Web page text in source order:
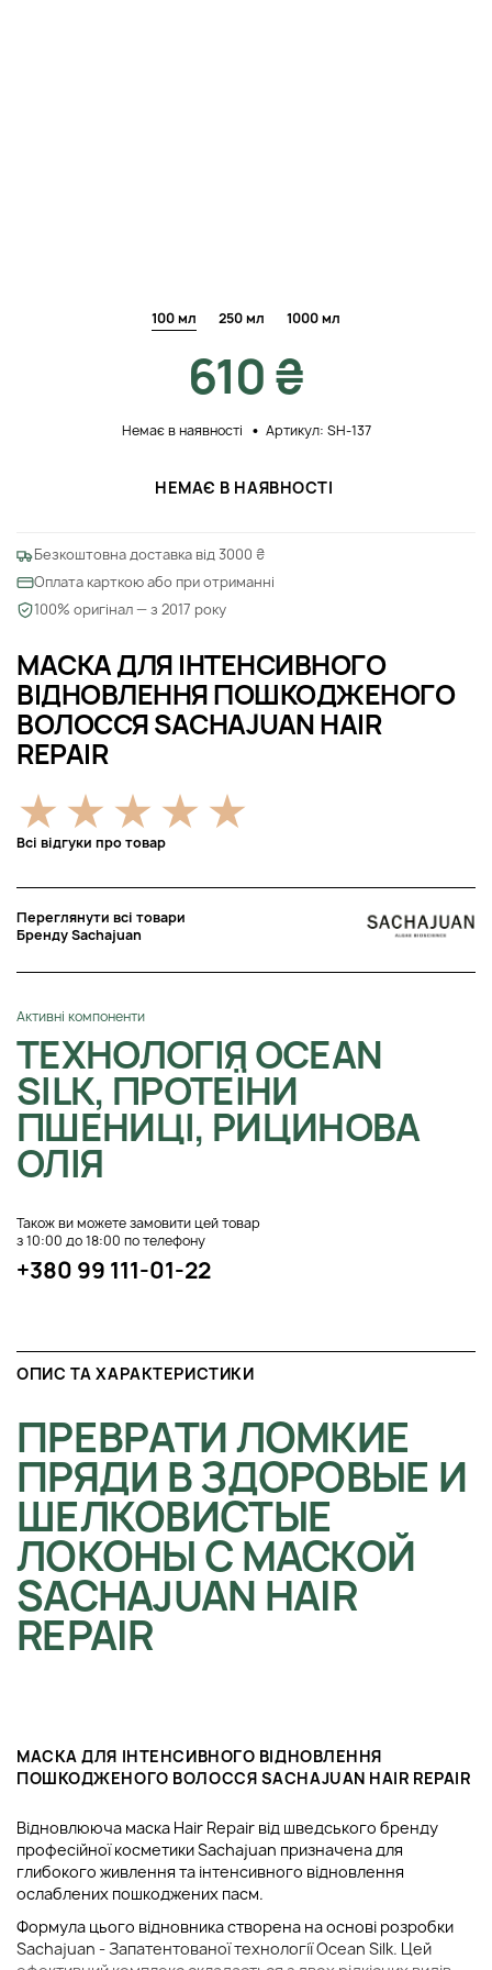
МАСКА ДЛЯ ІНТЕНСИВНОГО
ВІДНОВЛЕННЯ ПОШКОДЖЕНОГО
ВОЛОССЯ SACHAJUAN HAIR
REPAIR
Всі відгуки про товар
Переглянути всі товари
Бренду Sachajuan
Активні компоненти
ТЕХНОЛОГІЯ OCEAN
SILK, ПРОТЕЇНИ
ПШЕНИЦІ, РИЦИНОВА
ОЛІЯ
Також ви можете замовити цей товар
з 10:00 до 18:00 по телефону
+380 99 111-01-22
100 мл 250 мл 1000 мл
610 ₴
Немає в наявності Артикул: SH-137
НЕМАЄ В НАЯВНОСТІ
Безкоштовна доставка від 3000 ₴
Оплата карткою або при отриманні
100% оригінал — з 2017 року
ОПИС ТА ХАРАКТЕРИСТИКИ
ПРЕВРАТИ ЛОМКИЕ
ПРЯДИ В ЗДОРОВЫЕ И
ШЕЛКОВИСТЫЕ
ЛОКОНЫ С МАСКОЙ
SACHAJUAN HAIR
REPAIR
МАСКА ДЛЯ ІНТЕНСИВНОГО ВІДНОВЛЕННЯ
ПОШКОДЖЕНОГО ВОЛОССЯ SACHAJUAN HAIR REPAIR
Відновлююча маска Hair Repair від шведського бренду
професійної косметики Sachajuan призначена для
глибокого живлення та інтенсивного відновлення
ослаблених пошкоджених пасм.
Формула цього відновника створена на основі розробки
Sachajuan - Запатентованої технології Ocean Silk. Цей